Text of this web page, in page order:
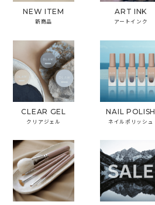
NEW ITEM
新商品
ART INK
アートインク
CLEAR GEL
クリアジェル
NAIL POLISH
ネイルポリッシュ